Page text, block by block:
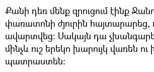
Քանի դեռ մենք զրուցում էինք
փառատոնի ժյուրին
ավարտվեց: Սակայն դա
մինչև ուշ երեկո խարույկ վառեն
պատրաստեն: